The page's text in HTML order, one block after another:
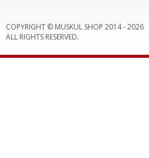
COPYRIGHT © MUSKUL SHOP 2014 -2026
ALL RIGHTS RESERVED.